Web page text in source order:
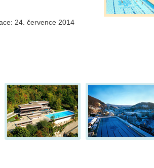
24. července 2014